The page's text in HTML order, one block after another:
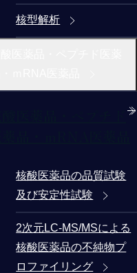
核型解析
核酸医薬品の品質試験
及び安定性試験
2次元LC-MS/MSによる
核酸医薬品の不純物プ
ロファイリング